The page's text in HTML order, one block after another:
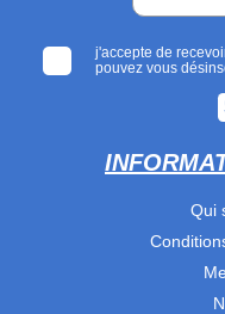
j'accepte de
pouvez vous
Qui